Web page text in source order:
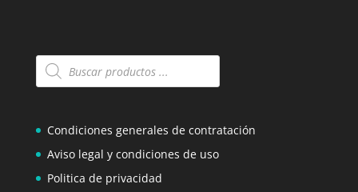
Búsqueda
de
Condiciones generales de contratación
Aviso legal y condiciones de uso
Politica de privacidad